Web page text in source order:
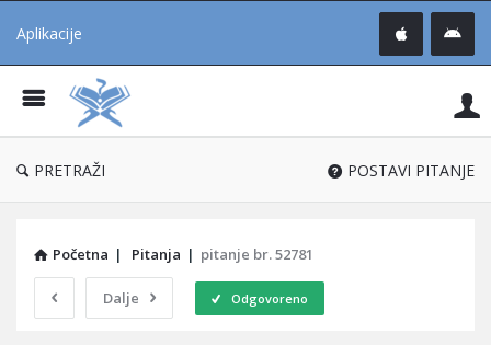
Aplikacije
®
PRETRAŽI POSTAVI PITANJE
Početna | Pitanja | pitanje br. 52781
Dalje Odgovoreno